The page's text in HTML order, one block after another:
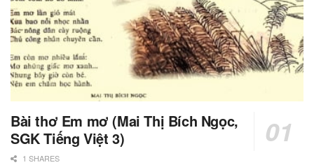
Bài thơ Em mơ (Mai Thị Bích Ngọc,
SGK Tiếng Việt 3)
1 SHARES